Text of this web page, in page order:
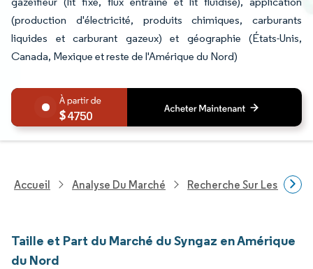
(production d'électricité, produits chimiques, carburants
liquides et carburant gazeux) et géographie (États-Unis,
Canada, Mexique et reste de l'Amérique du Nord)
4750
Accueil Analyse Du Marché Recherche Sur Les
Taille et Part du Marché du Syngaz en Amérique
du Nord